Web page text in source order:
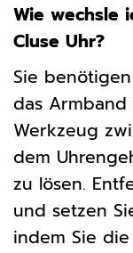
Wie wechsle
Cluse Uhr?
Sie
das Armband
Werkzeug
dem
zu lösen.
und setzen
indem Sie